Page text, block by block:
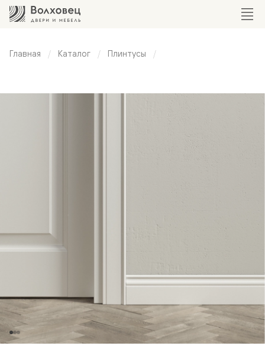
Главная Каталог Плинтусы
классический